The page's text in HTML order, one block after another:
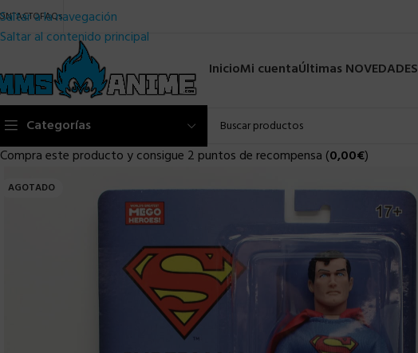
Saltar a la navegación
Saltar al contenido principal
FAQs
InicioMi cuentaÚltimas NOVEDADES
Categorías
Compra este producto y consigue 2 puntos de recompensa (0,00€)
AGOTADO